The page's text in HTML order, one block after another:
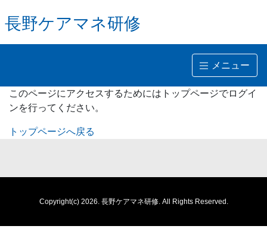
長野ケアマネ研修
メニュー
このページにアクセスするためにはトップページでログイ
ンを行ってください。
トップページへ戻る
Copyright(c) 2026. 長野ケアマネ研修. All Rights Reserved.